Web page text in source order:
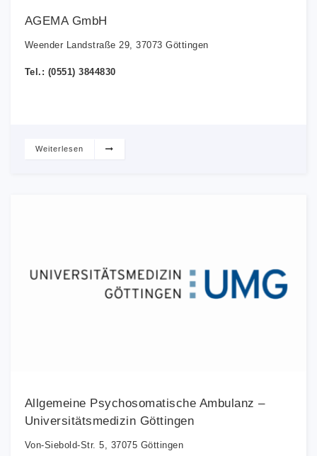
AGEMA GmbH
Weender Landstraße 29, 37073 Göttingen
Tel.: (0551) 3844830
Weiterlesen
Allgemeine Psychosomatische Ambulanz –
Universitätsmedizin Göttingen
Von-Siebold-Str. 5, 37075 Göttingen